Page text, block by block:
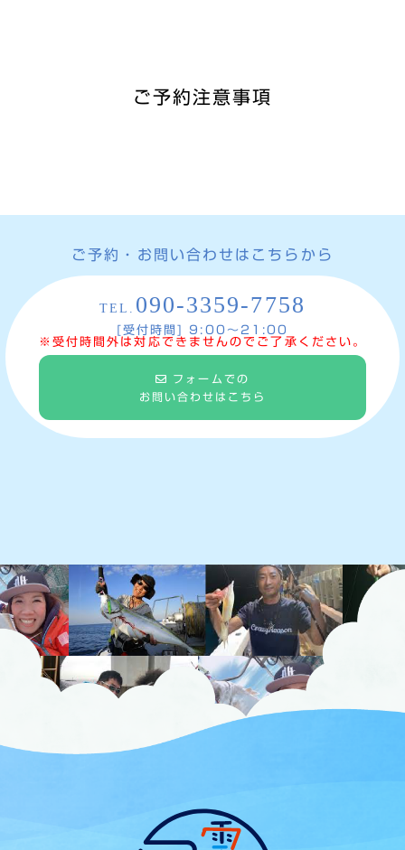
ご予約注意事項
ご予約・お問い合わせはこちらから
TEL. 090-3359-7758
[受付時間] 9:00〜21:00
※受付時間外は対応できませんのでご了承ください。
フォームでの
お問い合わせはこちら